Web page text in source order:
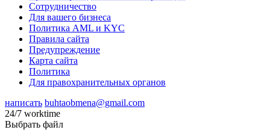
Сотрудничество
Для вашего бизнеса
Политика AML и KYC
Правила сайта
Предупреждение
Карта сайта
Политика
Для правохранительных органов
написать buhtaobmena@gmail.com
24/7 worktime
Выбрать файл